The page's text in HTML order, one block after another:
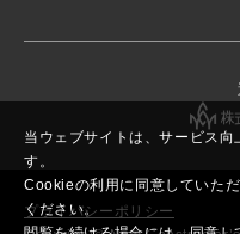
当ウェブサイトは、サービス
す。
Cookieの利用に同意していた
ください。
プライバシーポリシー